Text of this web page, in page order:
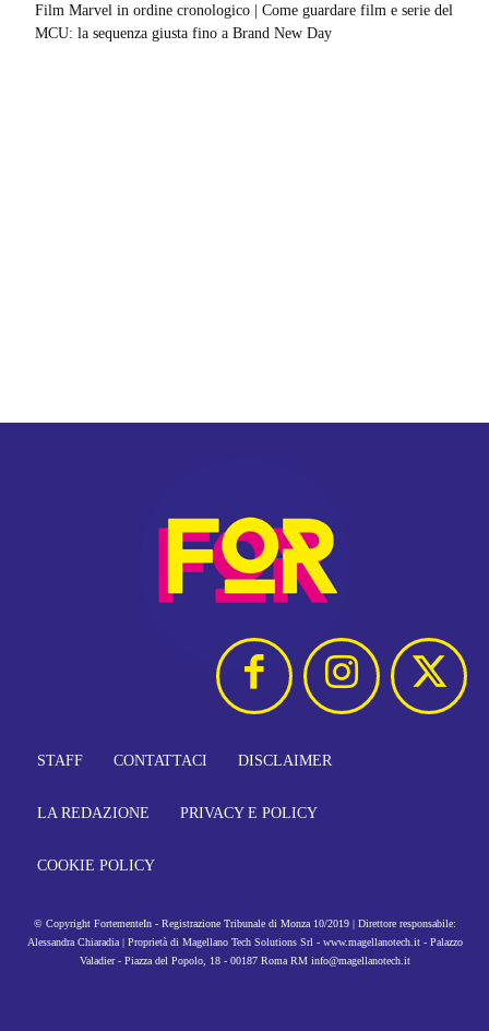
Film Marvel in ordine cronologico | Come guardare film e serie del
MCU: la sequenza giusta fino a Brand New Day
STAFF CONTATTACI DISCLAIMER
LA REDAZIONE PRIVACY E POLICY
COOKIE POLICY
© Copyright FortementeIn - Registrazione Tribunale di Monza 10/2019 | Direttore responsabile:
Alessandra Chiaradia | Proprietà di Magellano Tech Solutions Srl - www.magellanotech.it - Palazzo
Valadier - Piazza del Popolo, 18 - 00187 Roma RM info@magellanotech.it